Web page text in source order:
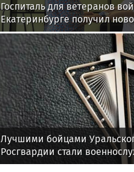
Госпиталь для ветеранов
Екатеринбурге получил
для реабилитации
Лучшими бойцами
Росгвардии стали
соединения по охране